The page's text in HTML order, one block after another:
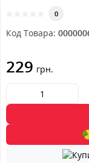
0
Код Товара:
229 грн.